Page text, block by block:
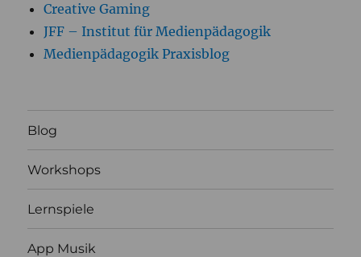
Creative Gaming
JFF – Institut für Medienpädagogik
Medienpädagogik Praxisblog
Blog
Workshops
Lernspiele
App Musik